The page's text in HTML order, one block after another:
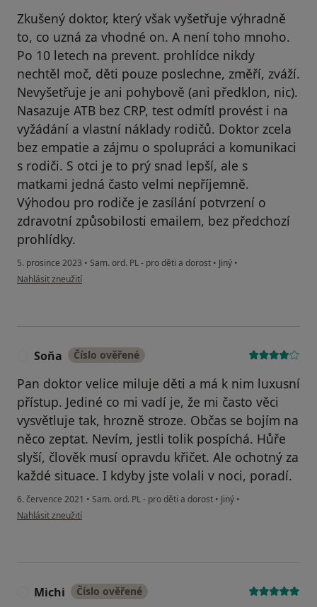
Zkušený doktor, který však vyšetřuje výhradně
to, co uzná za vhodné on. A není toho mnoho.
Po 10 letech na prevent. prohlídce nikdy
nechtěl moč, děti pouze poslechne, změří, zváží.
Nevyšetřuje je ani pohybově (ani předklon, nic).
Nasazuje ATB bez CRP, test odmítl provést i na
vyžádání a vlastní náklady rodičů. Doktor zcela
bez empatie a zájmu o spolupráci a komunikaci
s rodiči. S otci je to prý snad lepší, ale s
matkami jedná často velmi nepříjemně.
Výhodou pro rodiče je zasílání potvrzení o
zdravotní způsobilosti emailem, bez předchozí
prohlídky.
5. prosince 2023 • Sam. ord. PL - pro děti a dorost • Jiný •
podle názoru uživatele Váš účet byl odstraněn
Nahlásit zneužití
Soňa Číslo ověřené
Pan doktor velice miluje děti a má k nim luxusní
přístup. Jediné co mi vadí je, že mi často věci
vysvětluje tak, hrozně stroze. Občas se bojím na
něco zeptat. Nevím, jestli tolik pospíchá. Hůře
slyší, člověk musí opravdu křičet. Ale ochotný za
každé situace. I kdyby jste volali v noci, poradí.
6. července 2021 • Sam. ord. PL - pro děti a dorost • Jiný •
podle názoru uživatele Soňa
Nahlásit zneužití
Michi Číslo ověřené